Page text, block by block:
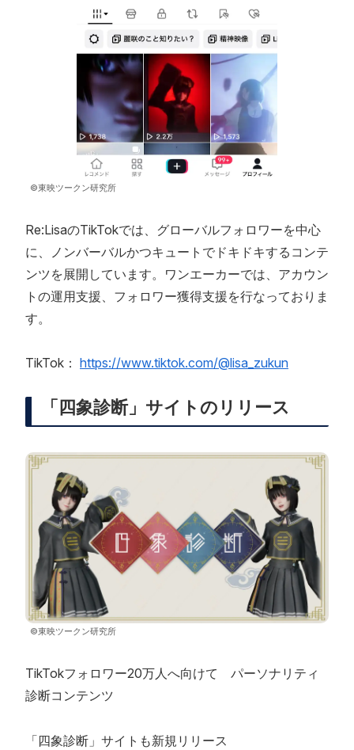
©東映ツークン研究所
Re:LisaのTikTokでは、グローバルフォロワーを中心
に、ノンバーバルかつキュートでドキドキするコンテ
ンツを展開しています。ワンエーカーでは、アカウン
トの運用支援、フォロワー獲得支援を行なっておりま
す。
TikTok： https://www.tiktok.com/@lisa_zukun
「四象診断」サイトのリリース
©東映ツークン研究所
TikTokフォロワー20万人へ向けて パーソナリティ
診断コンテンツ
「四象診断」サイトも新規リリース